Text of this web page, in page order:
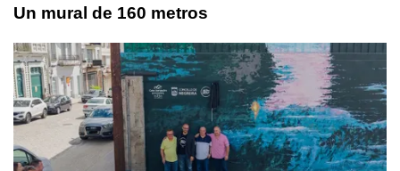
Un mural de 160 metros